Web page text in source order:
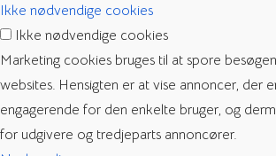
Ikke nødvendige cookies
Ikke nødvendige cookies
Marketing cookies bruges til at spore
websites. Hensigten er at vise annoncer, der
engagerende for den enkelte bruger, og
for udgivere og tredjeparts annoncører.